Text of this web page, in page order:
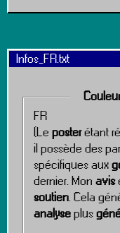
Infos_FR.txt
FR
(Le posterétant
il possède des
spécifiques aux
dernier. Mon avis
soutien. Cela
analyseplus